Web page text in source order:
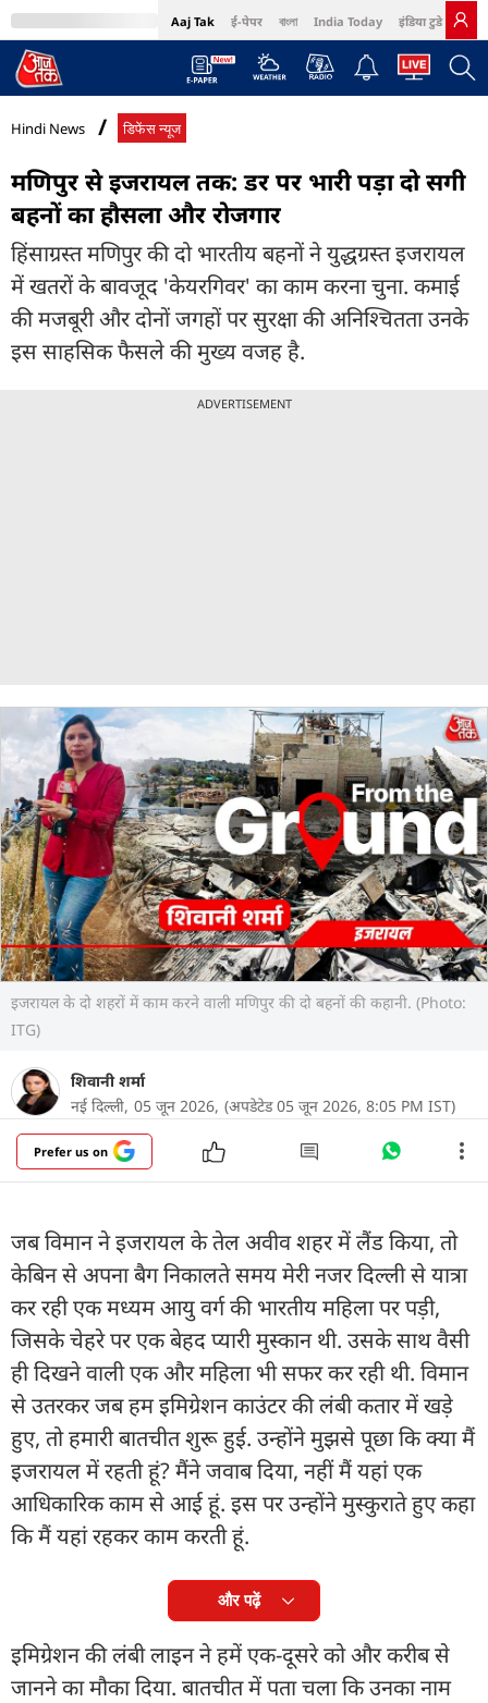
Aaj Tak ई-पेपर বাংলা India Today इंडिया टुडे हिंदी
MumbaiTak Cosmopolitan Harper's Bazaar Northeast
Hindi News डिफेंस न्यूज
मणिपुर से इजरायल तक: डर पर भारी पड़ा दो सगी
बहनों का हौसला और रोजगार
हिंसाग्रस्त मणिपुर की दो भारतीय बहनों ने युद्धग्रस्त इजरायल
में खतरों के बावजूद 'केयरगिवर' का काम करना चुना. कमाई
की मजबूरी और दोनों जगहों पर सुरक्षा की अनिश्चितता उनके
इस साहसिक फैसले की मुख्य वजह है.
ADVERTISEMENT
इजरायल के दो शहरों में काम करने वाली मणिपुर की दो बहनों की कहानी. (Photo:
ITG)
शिवानी शर्मा
नई दिल्ली, 05 जून 2026, (अपडेटेड 05 जून 2026, 8:05 PM IST)
Prefer us on
जब विमान ने इजरायल के तेल अवीव शहर में लैंड किया, तो
केबिन से अपना बैग निकालते समय मेरी नजर दिल्ली से यात्रा
कर रही एक मध्यम आयु वर्ग की भारतीय महिला पर पड़ी,
जिसके चेहरे पर एक बेहद प्यारी मुस्कान थी. उसके साथ वैसी
ही दिखने वाली एक और महिला भी सफर कर रही थी. विमान
से उतरकर जब हम इमिग्रेशन काउंटर की लंबी कतार में खड़े
हुए, तो हमारी बातचीत शुरू हुई. उन्होंने मुझसे पूछा कि क्या मैं
इजरायल में रहती हूं? मैंने जवाब दिया, नहीं मैं यहां एक
आधिकारिक काम से आई हूं. इस पर उन्होंने मुस्कुराते हुए कहा
कि मैं यहां रहकर काम करती हूं.
और पढ़ें
इमिग्रेशन की लंबी लाइन ने हमें एक-दूसरे को और करीब से
जानने का मौका दिया. बातचीत में पता चला कि उनका नाम